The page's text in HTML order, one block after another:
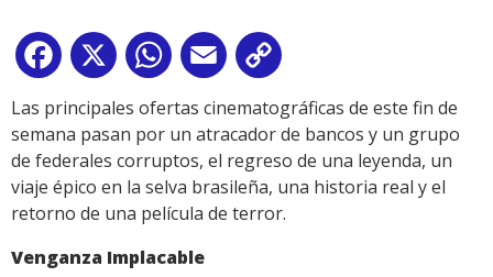
Facebook
X WhatsApp
Email
Link
Las principales ofertas cinematográficas de este fin de
semana pasan por un atracador de bancos y un grupo
de federales corruptos, el regreso de una leyenda, un
viaje épico en la selva brasileña, una historia real y el
retorno de una película de terror.
Venganza Implacable